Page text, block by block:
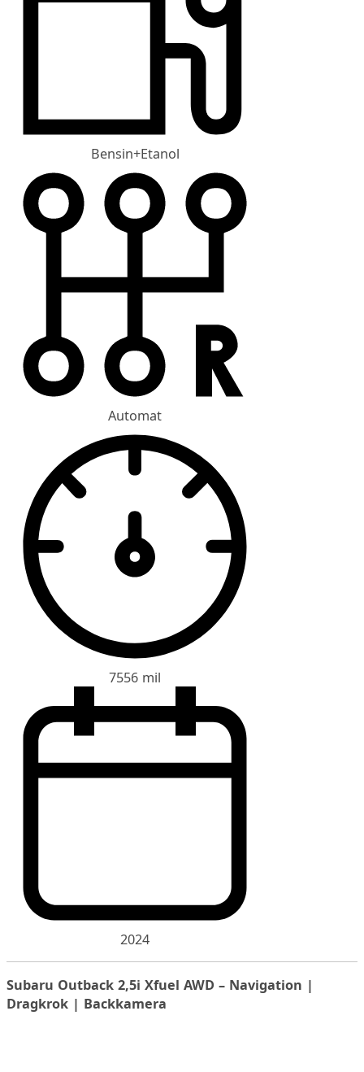
Bensin+Etanol
Automat
7556 mil
2024
Subaru Outback 2,5i Xfuel AWD – Navigation |
Dragkrok | Backkamera